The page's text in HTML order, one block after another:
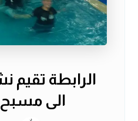
الرابطة تقيم
الى مسبح